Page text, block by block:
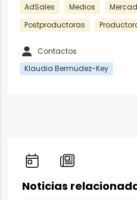
AdSales
Medios
Postproductoras
Contactos
Klaudia Bermudez-Key
Noticias